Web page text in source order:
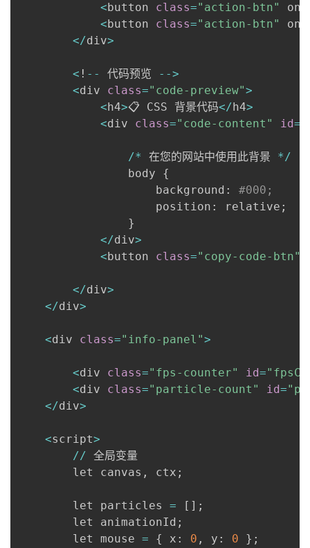
<button class="action-btn"
<button class="action-btn"
</div>
< ! - - 代码预览 - ->
<div class="code-preview">
<h4>📋 CSS 背景代码</h4>
<div class="code-content" id=
/* 在您的网站中使用此背景 */
                body
{
                    background
:
#000;
                    position
: relative ;
}
</div>
<button class="copy-code-btn"
</div>
</div>
<div class="info-panel">
<div class="fps-counter" id=
<div class="particle-count" id=
</div>
<script>
// 全局变量
        let canvas
, ctx ;
        let particles
= [ ] ;
        let animationId
;
        let mouse
= { x : 0 , y : 0 } ;